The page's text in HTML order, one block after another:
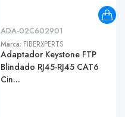
ADA-02C602901
Marca: FIBERXPERTS
Adaptador Keystone FTP
Blindado RJ45-RJ45 CAT6
Cin...